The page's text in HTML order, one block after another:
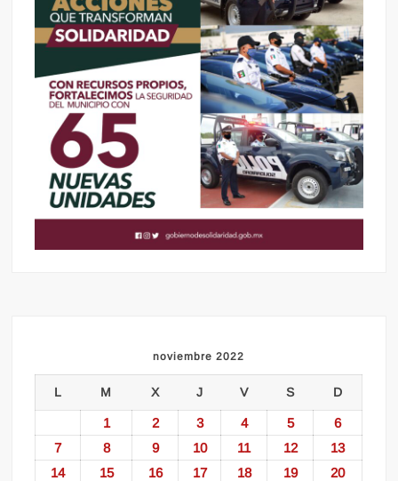
noviembre 2022
L M X J V S D
1 2 3 4 5
6
7
8 9 10 11 12
13
14
15 16 17 18 19
20